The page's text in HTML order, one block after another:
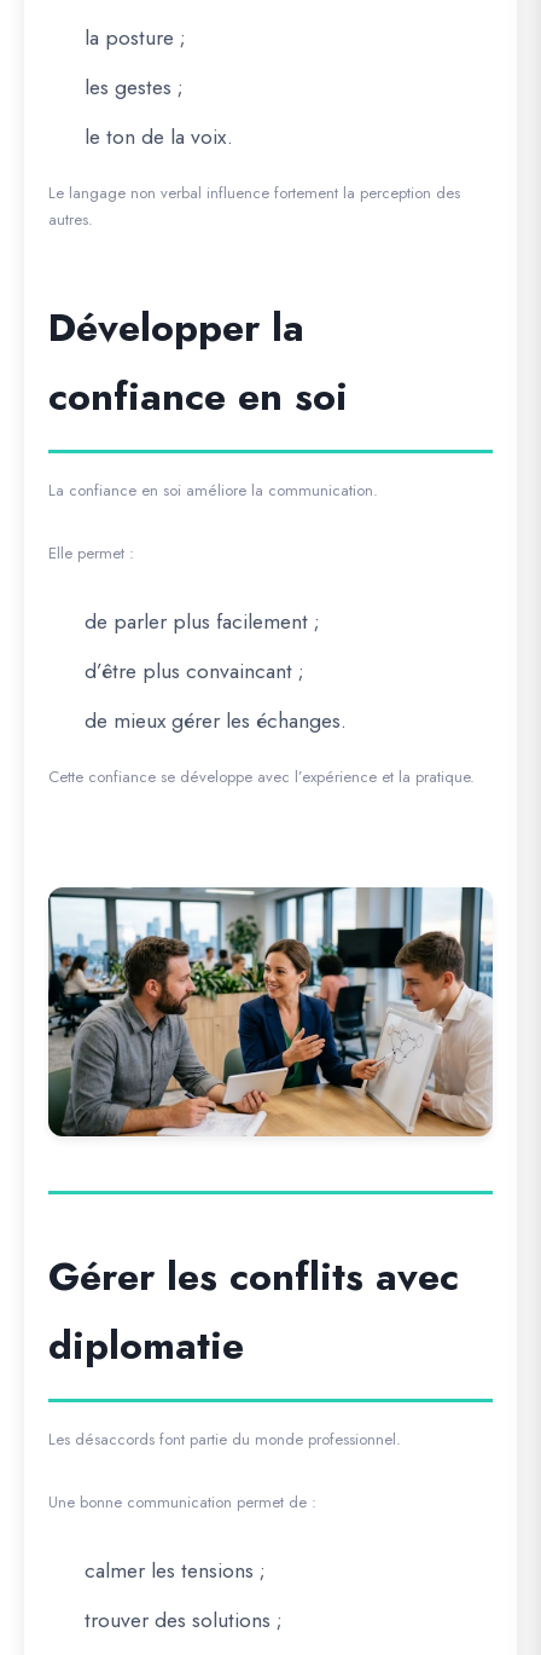
la posture ;
les gestes ;
le ton de la voix.
Le langage non verbal influence fortement la perception des
autres.
Développer la
confiance en soi
La confiance en soi améliore la communication.
Elle permet :
de parler plus facilement ;
d’être plus convaincant ;
de mieux gérer les échanges.
Cette confiance se développe avec l’expérience et la pratique.
Gérer les conflits avec
diplomatie
Les désaccords font partie du monde professionnel.
Une bonne communication permet de :
calmer les tensions ;
trouver des solutions ;